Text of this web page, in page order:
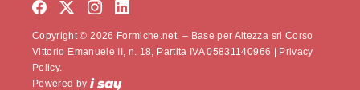
Copyright © 2026 Formiche.net. – Base per Altezza srl Corso
Vittorio Emanuele II, n. 18, Partita IVA 05831140966 | Privacy
Policy.
Powered by